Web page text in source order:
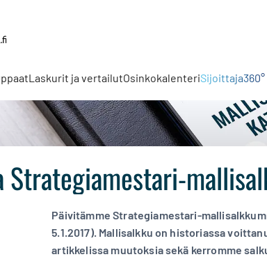
Laskurit ja vertailutOsinkokalenteriSijoittaja360°
Strategiamestari-
Päivitämme Strategiamestari-
5.1.2017). Mallisalkku on historiassa
artikkelissa muutoksia sekä kerromme